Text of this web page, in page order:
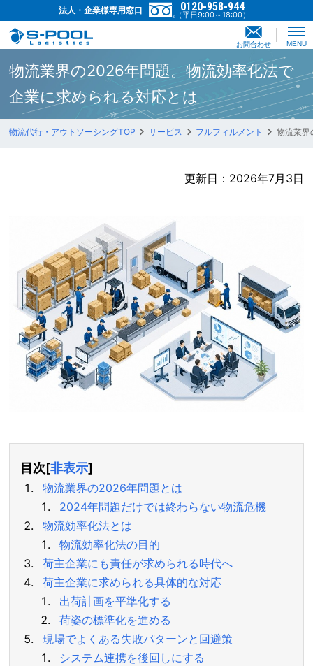
MENU
お問合わせ
法人・企業様専用窓口 0120-958-944
（平日9:00～18:00）
物流業界の2026年問題。物流効率化法で
企業に求められる対応とは
物流代行・アウトソーシングTOP サービス フルフィルメント 物流業界
2026年7月3日
目次[非表示]
物流業界の2026年問題とは
2024年問題だけでは終わらない物流危機
物流効率化法とは
物流効率化法の目的
荷主企業にも責任が求められる時代へ
荷主企業に求められる具体的な対応
出荷計画を平準化する
荷姿の標準化を進める
現場でよくある失敗パターンと回避策
システム連携を後回しにする